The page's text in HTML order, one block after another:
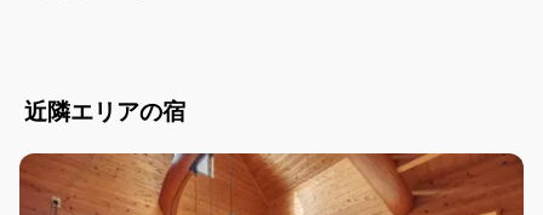
近隣エリアの宿